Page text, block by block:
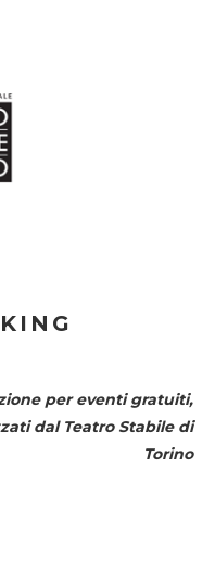
per eventi gratuiti,
dal Teatro Stabile di
Torino